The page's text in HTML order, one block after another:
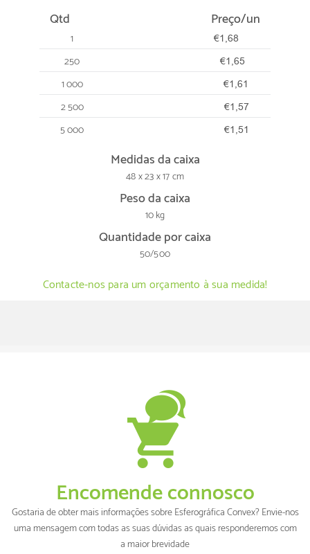
Qtd Preço/un
1 €1,68
250 €1,65
1 000 €1,61
2 500 €1,57
5 000 €1,51
Medidas da caixa
48 x 23 x 17 cm
Peso da caixa
10 kg
Quantidade por caixa
50/500
Contacte-nos para um orçamento à sua medida!
Encomende connosco
Gostaria de obter mais informações sobre Esferográfica Convex? Envie-nos
uma mensagem com todas as suas dúvidas as quais responderemos com
a maior brevidade